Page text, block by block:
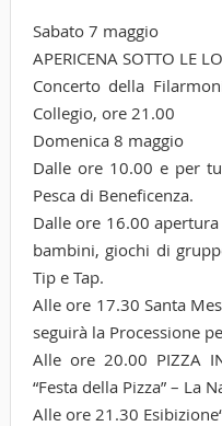
Sabato 7 maggio
APERICENA SOTTO LE
Concerto della
Collegio, ore 21.00
Domenica 8 maggio
Dalle ore 10.00 e per
Pesca di Beneficenza.
Dalle ore 16.00
bambini, giochi di
Tip e Tap.
Alle ore 17.30 Santa
seguirà la Processione
Alle ore 20.00 PIZZA
“Festa della Pizza” – La
Alle ore 21.30